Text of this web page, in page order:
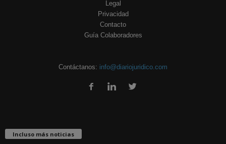
Legal
Privacidad
Contacto
Guía Colaboradores
Contáctanos: info@diariojuridico.com
Incluso más noticias